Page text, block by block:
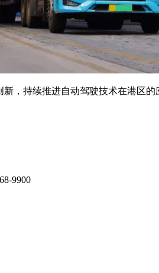
，持续推进自动驾驶技术在港区
9900